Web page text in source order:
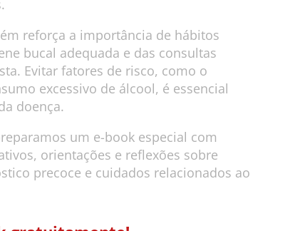
reforça a importância de hábitos
bucal adequada e das consultas
Evitar fatores de risco, como o
excessivo de álcool, é essencial
doença.
um e-book especial com
orientações e reflexões sobre
precoce e cuidados relacionados ao